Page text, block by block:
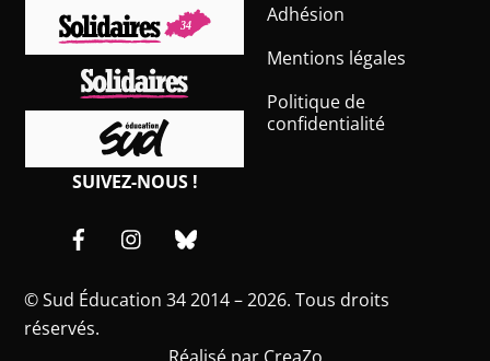
Adhésion
Mentions légales
Politique de
confidentialité
SUIVEZ-NOUS !
FacebookInstagram
©Sud Éducation 342014 – 2026. Tous droits
réservés.